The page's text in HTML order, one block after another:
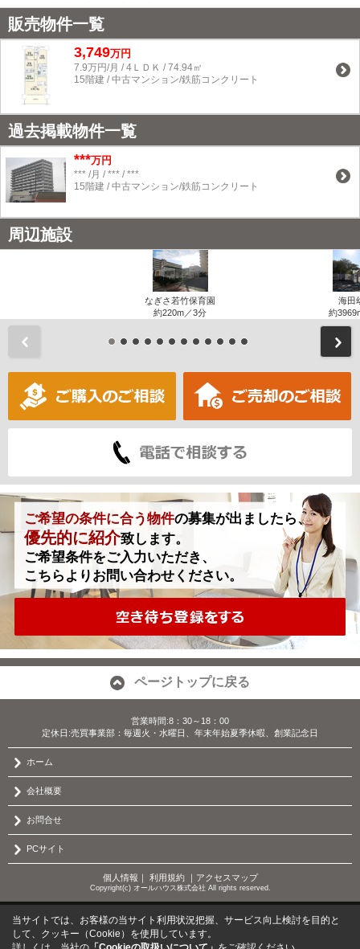
販売物件一覧
3,749万円
7.9万円/月 / 4ＬＤＫ / 74.94㎡
15階建 / 中古マンション/鉄筋コンクリート
過去掲載物件一覧
***万円
*** /月 / *** / ***
15階建 / 中古マンション/鉄筋コンクリート
周辺施設
なぎさ若竹保育園
約220m／3分
海田
約
ご希望の条件に合う物件の募集が出ましたら、
優先的に紹介致します。
ご希望条件をご入力いただき、
こちらよりお問い合わせください。
ページトップに戻る
営業時間:8：30～18：00
定休日:売買事業部：毎週火・水曜日、年末年始夏季休暇、創業記念日
ホーム
会社概要
お問合せ
PCサイト
個人情報 ｜ 利用規約｜ アクセスマップ
Copyright(c) オールハウス株式会社 All rights reserved.
当サイトでは、お客様の当サイト利用状況把握、サービス向上検討を目的と
して、クッキー（Cookie）を使用しています。